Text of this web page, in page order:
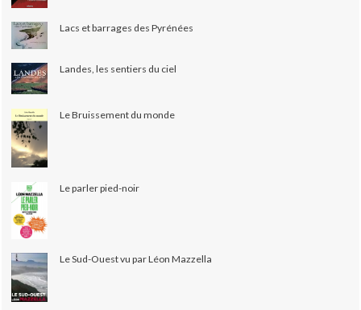
Lacs et barrages des Pyrénées
Landes, les sentiers du ciel
Le Bruissement du monde
Le parler pied-noir
Le Sud-Ouest vu par Léon Mazzella